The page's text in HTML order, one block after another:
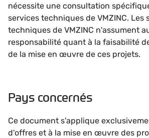
nécessite une consultation
services techniques de VMZINC. Les
techniques de VMZINC n'assument
responsabilité quant à la faisabilité
de la mise en œuvre de ces projets.
Pays concernés
Ce document s'applique
d'offres et à la mise en œuvre des